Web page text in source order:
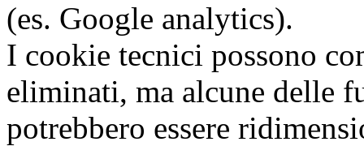
(es. Google analytics).
I cookie tecnici possono
eliminati, ma alcune delle
potrebbero essere